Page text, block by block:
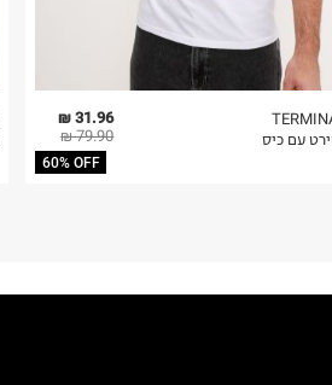
31.96 ₪
79.90 ₪
60% OFF
עם כיס